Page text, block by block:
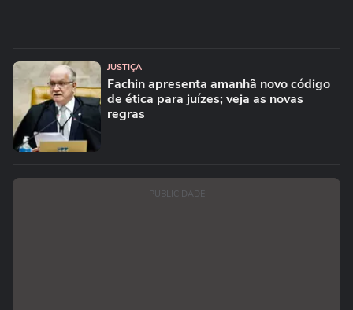
JUSTIÇA
Fachin apresenta amanhã novo código
de ética para juízes; veja as novas
regras
PUBLICIDADE